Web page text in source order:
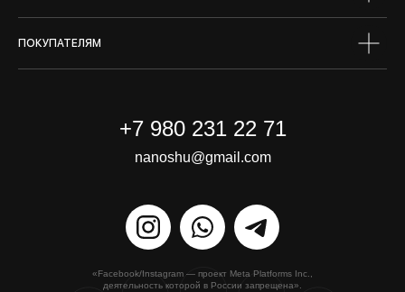
ПОКУПАТЕЛЯМ
«Facebook/Instagram — проект Meta Platforms Inc.,
деятельность которой в России запрещена».
+7 980 231 22 71
nanoshu@gmail.com